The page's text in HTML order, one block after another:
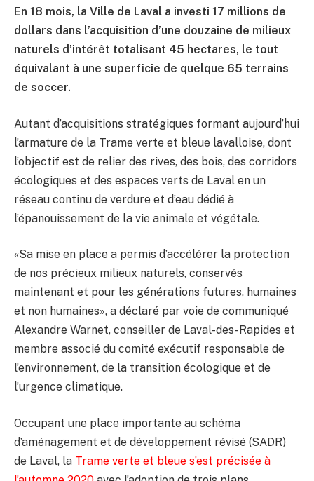
En 18 mois, la Ville de Laval a investi 17 millions de
dollars dans l’acquisition d’une douzaine de milieux
naturels d’intérêt totalisant 45 hectares, le tout
équivalant à une superficie de quelque 65 terrains
de soccer.
Autant d’acquisitions stratégiques formant aujourd’hui
l’armature de la Trame verte et bleue lavalloise, dont
l’objectif est de relier des rives, des bois, des corridors
écologiques et des espaces verts de Laval en un
réseau continu de verdure et d’eau dédié à
l’épanouissement de la vie animale et végétale.
«Sa mise en place a permis d’accélérer la protection
de nos précieux milieux naturels, conservés
maintenant et pour les générations futures, humaines
et non humaines», a déclaré par voie de communiqué
Alexandre Warnet, conseiller de Laval-des-Rapides et
membre associé du comité exécutif responsable de
l’environnement, de la transition écologique et de
l’urgence climatique.
Occupant une place importante au schéma
d’aménagement et de développement révisé (SADR)
de Laval, la Trame verte et bleue s’est précisée à